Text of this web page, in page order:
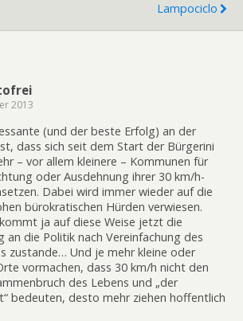
Lampociclo
2013
(und der beste Erfolg) an der
dass sich seit dem Start der Bürgerini
– vor allem kleinere – Kommunen für
oder Ausdehnung ihrer 30 km/h-
Dabei wird immer wieder auf die
bürokratischen Hürden verwiesen.
ja auf diese Weise jetzt die
an die Politik nach Vereinfachung des
zustande… Und je mehr kleine oder
vormachen, dass 30 km/h nicht den
des Lebens und „der
bedeuten, desto mehr ziehen hoffentlich